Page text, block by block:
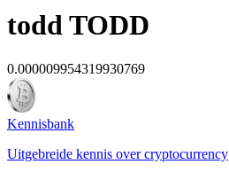
toddTODD
0.000009954319930769
Kennisbank
Uitgebreide kennis over cryptocurrency